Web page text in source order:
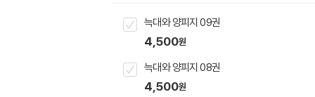
늑대와 양피지 09권
4,500원
늑대와 양피지 08권
4,500원